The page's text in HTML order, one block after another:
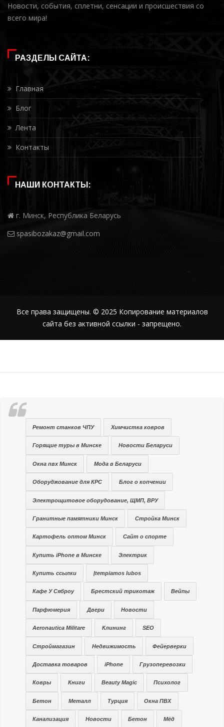
Новости, события, сплетни, сенсации и происшествия со
всего мира!
РАЗДЕЛЫ САЙТА:
Главная
Блог
Лента
Контакты
НАШИ КОНТАКТЫ:
г. Минск, Республика Беларусь
spasibozakaz@gmail.com
Все права защищены. © 2025 Копирование материалов
сайта без активной ссылки - запрещено.
Ремонт станков ЧПУ Химчистка ковров
Горящие туры в Минске Новости Беларуси
Окна пвх Минск Мода в Беларуси
Оборуджование для КРС Блог о копчении
Электрощитовое оборудование, ЩМП, ВРУ
Гранитные памятники Минск Стройка Минск
Картофель оптом Минск Сайт о спорте
Купить iPhone в Минске Электрик
Купить ссылки Įtempiamos lubos
Кафе У Сяброу Брестский трикотаж Вейпы
Парфюмерия Двери Новости
Aeronautica Militare Клининг SEO
Строймагазин Недвижимость Фейерверки
Доставка товаров iPhone Грузоперевозки
Ковры Книги Beauty Magic Психолог
Бетон Металл Турция Окна ПВХ
Канализация Новости Бетон Мёд